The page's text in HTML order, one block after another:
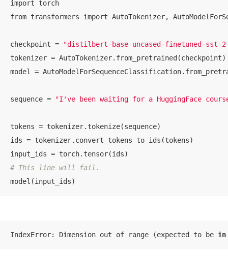
import torch
from transformers import AutoTokenizer,
checkpoint =
"distilbert-base-uncased-finetuned-sst-
tokenizer = AutoTokenizer.from_pretrained(checkpoint)
model =
sequence = "I've been waiting for a HuggingFace
tokens = tokenizer.tokenize(sequence)
ids = tokenizer.convert_tokens_to_ids(tokens)
# This line will fail.
model(input_ids)
IndexError: Dimension out of range (expected to be in